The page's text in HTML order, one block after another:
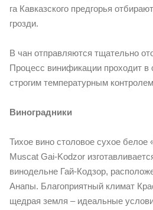
га Кавказского предгорья
грозди.
В чан отправляются тщательно
Процесс винификации проходит в
строгим температурным
Виноградники
Тихое вино столовое сухое белое
Muscat Gai-Kodzor
винодельне Гай-Кодзор,
Анапы. Благоприятный климат
щедрая земля – идеальные